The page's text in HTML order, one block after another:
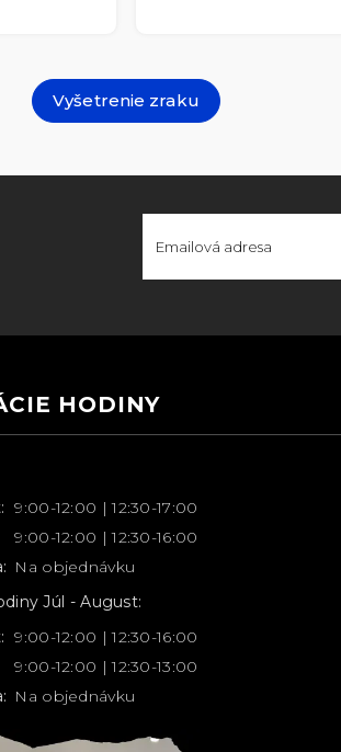
Vyšetrenie zraku
HODINY
9:00-12:00 | 12:30-17:00
9:00-12:00 | 12:30-16:00
Na objednávku
Júl - August:
9:00-12:00 | 12:30-16:00
9:00-12:00 | 12:30-13:00
Na objednávku